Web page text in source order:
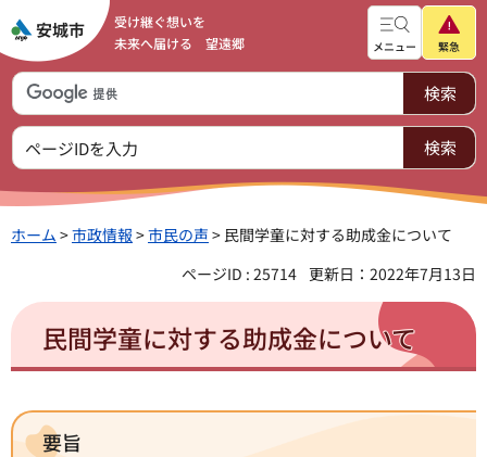
受け継ぐ想いを
未来へ届ける 望遠郷
メニュー 緊急
ホーム >市政情報 >市民の声 > 民間学童に対する助成金について
ページID : 25714 更新日：2022年7月13日
民間学童に対する助成金について
要旨